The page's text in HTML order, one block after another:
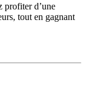
profiter d’une
tout en gagnant